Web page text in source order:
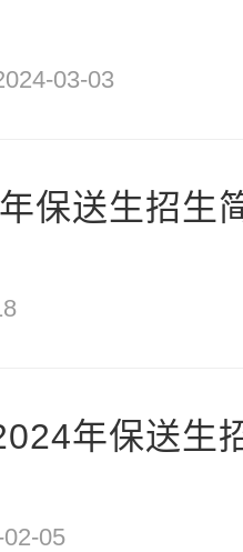
03-03
保送生招生
年保送生
05